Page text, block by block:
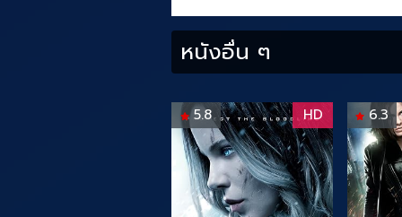
หนังอื่น ๆ
5.8 HD 6.3